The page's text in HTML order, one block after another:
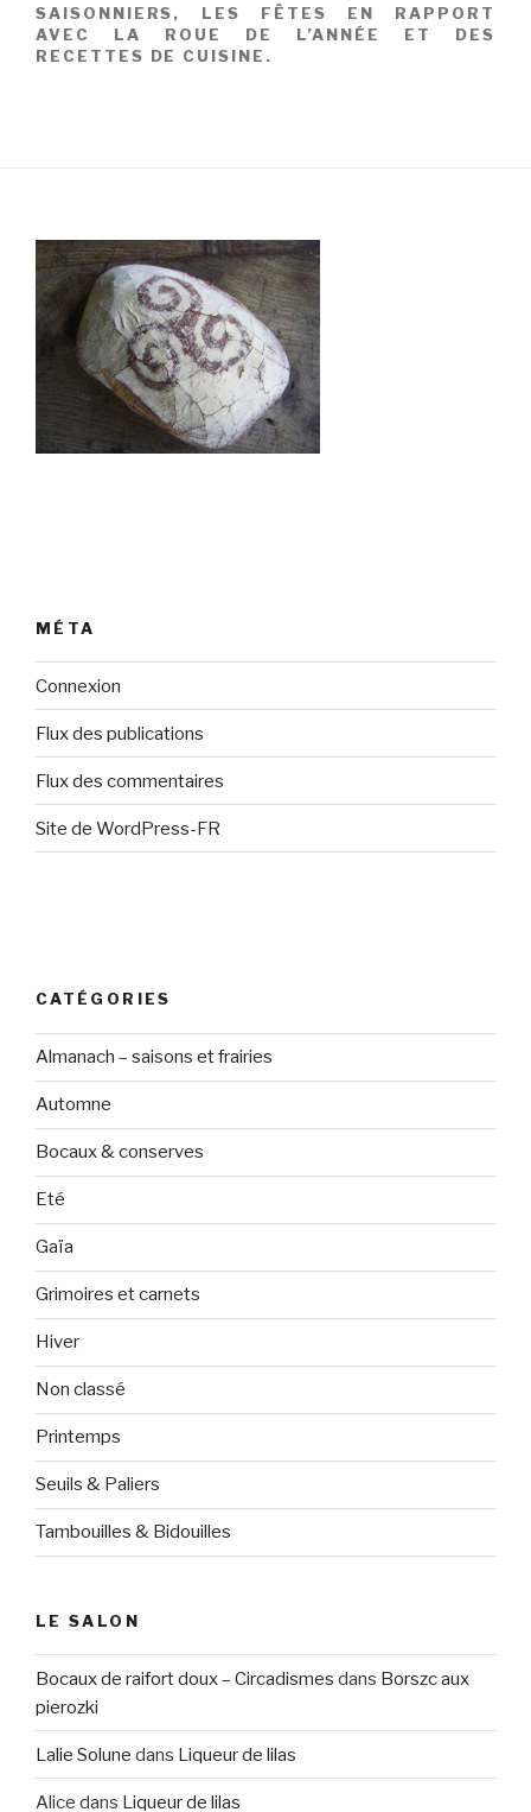
SAISONNIERS, LES FÊTES EN RAPPORT
AVEC LA ROUE DE L’ANNÉE ET DES
RECETTES DE CUISINE.
MÉTA
Connexion
Flux des publications
Flux des commentaires
Site de WordPress-FR
CATÉGORIES
Almanach – saisons et frairies
Automne
Bocaux & conserves
Eté
Gaïa
Grimoires et carnets
Hiver
Non classé
Printemps
Seuils & Paliers
Tambouilles & Bidouilles
LE SALON
Bocaux de raifort doux – Circadismes dans Borszc aux
pierozki
Lalie Solune dans Liqueur de lilas
Alice dans Liqueur de lilas